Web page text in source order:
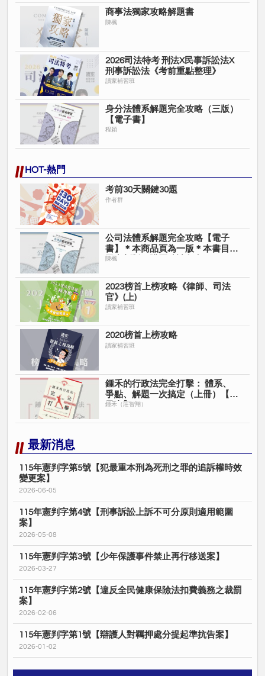
商事法獨家攻略解題書
陳楓
2026司法特考 刑法X民事訴訟法X
刑事訴訟法《考前重點整理》
讀家補習班
身分法體系解題完全攻略（三版）
【電子書】
程穎
HOT-熱門
考前30天關鍵30題
作者群
公司法體系解題完全攻略【電子
書】＊本商品頁為一版＊本書目前
已出新版＊購買時請留意＊
陳楓
2023榜首上榜攻略《律師、司法
官》(上)
讀家補習班
2020榜首上榜攻略
讀家補習班
鍾禾的行政法完全打擊： 體系、
爭點、解題一次搞定（上冊）【電
子書】
鍾禾（莊智翔）
最新消息
115年憲判字第5號【犯最重本刑為死刑之罪的追訴權時效
變更案】
2026-06-05
115年憲判字第4號【刑事訴訟上訴不可分原則適用範圍
案】
2026-05-08
115年憲判字第3號【少年保護事件禁止再行移送案】
2026-03-27
115年憲判字第2號【違反全民健康保險法扣費義務之裁罰
案】
2026-02-06
115年憲判字第1號【辯護人對羈押處分提起準抗告案】
2026-01-02